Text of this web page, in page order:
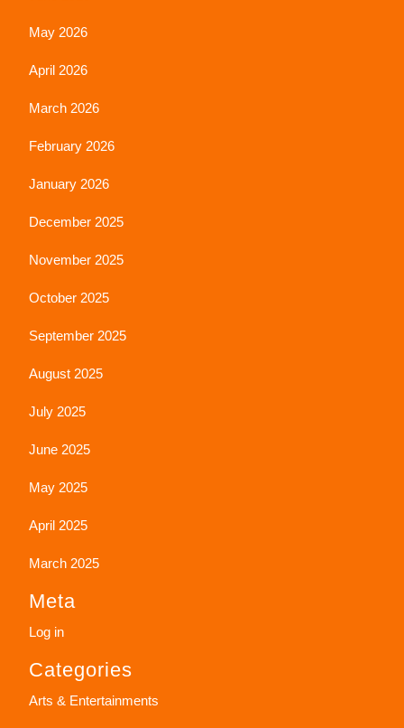
May 2026
April 2026
March 2026
February 2026
January 2026
December 2025
November 2025
October 2025
September 2025
August 2025
July 2025
June 2025
May 2025
April 2025
March 2025
Meta
Log in
Categories
Arts & Entertainments